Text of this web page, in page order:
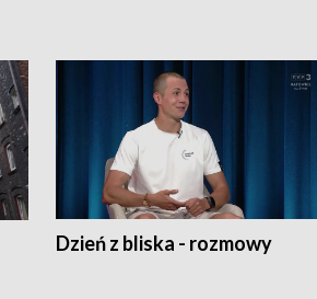
Dzień z bliska - rozmowy